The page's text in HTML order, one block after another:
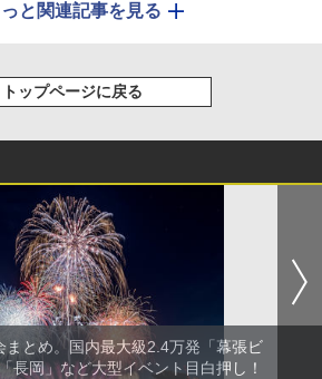
っと関連記事を見る
トップページに戻る
まとめ。国内最大級2.4万発「幕張ビ
長岡」など大型イベント目白押し！